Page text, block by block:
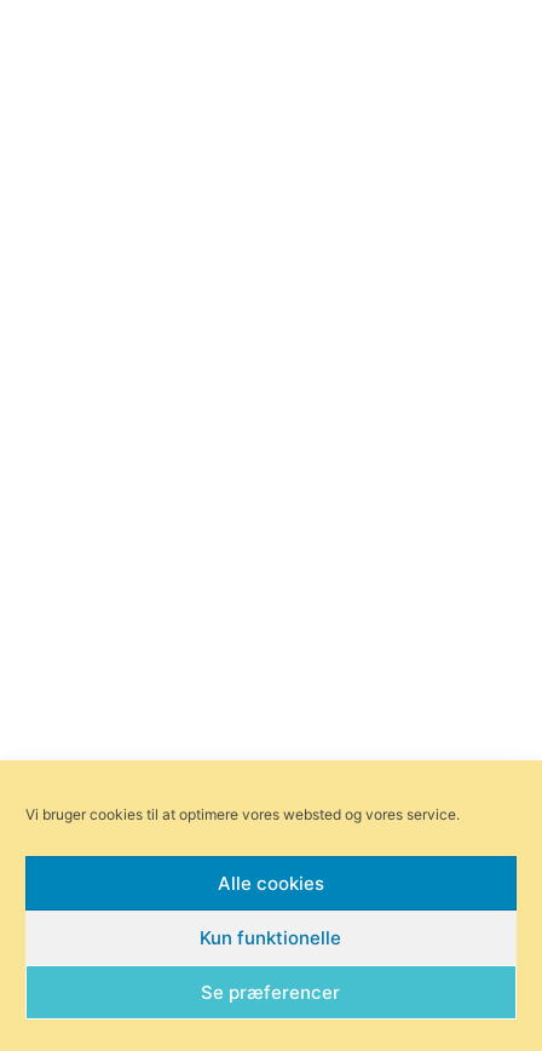
Områder Bliv annoncør
Om Byensnyt.dk
© Byensnyt.dk | Ågade 97, 8370 Hadsten |redaktionen@byensnyt.dk
Vi bruger cookies til at optimere vores websted og vores service.
Alle cookies
Kun funktionelle
Se præferencer